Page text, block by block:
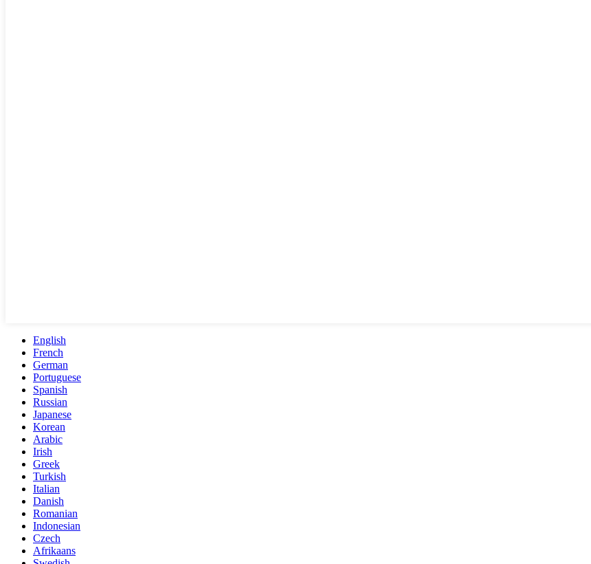
English
French
German
Portuguese
Spanish
Russian
Japanese
Korean
Arabic
Irish
Greek
Turkish
Italian
Danish
Romanian
Indonesian
Czech
Afrikaans